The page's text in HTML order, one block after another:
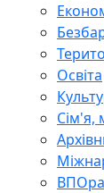
Освіта
Сім'я,